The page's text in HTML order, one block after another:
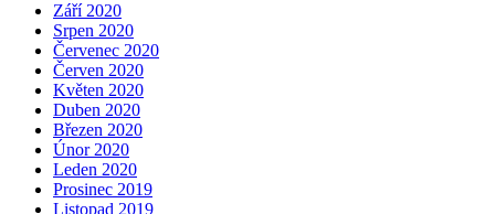
Září 2020
Srpen 2020
Červenec 2020
Červen 2020
Květen 2020
Duben 2020
Březen 2020
Únor 2020
Leden 2020
Prosinec 2019
Listopad 2019